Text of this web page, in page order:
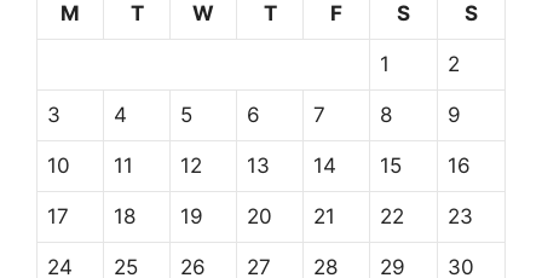
M
T W T F S S
1 2
3 4 5 6 7 8 9
10 11 12 13 14 15 16
17 18 19 20 21 22 23
24 25 26 27 28 29 30